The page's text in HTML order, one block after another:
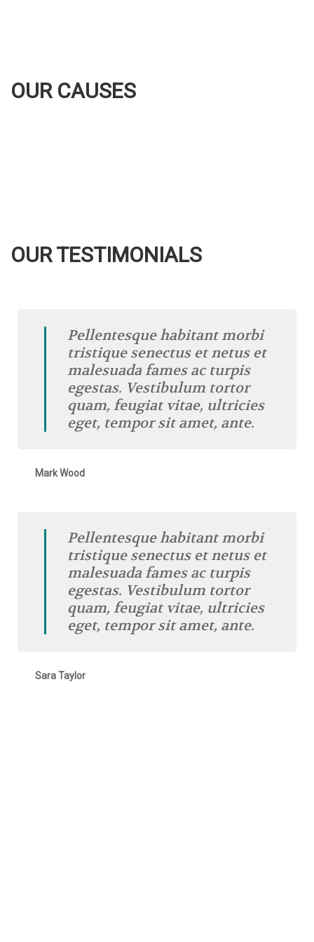
OUR CAUSES
OUR TESTIMONIALS
Pellentesque habitant morbi
tristique senectus et netus et
malesuada fames ac turpis
egestas. Vestibulum tortor
quam, feugiat vitae, ultricies
eget, tempor sit amet, ante.
Mark Wood
Pellentesque habitant morbi
tristique senectus et netus et
malesuada fames ac turpis
egestas. Vestibulum tortor
quam, feugiat vitae, ultricies
eget, tempor sit amet, ante.
Sara Taylor